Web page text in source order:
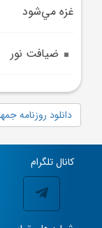
غزه مي‌شود
ضيافت نور
دانلود روزنامه جمهوری
کانال تلگرام